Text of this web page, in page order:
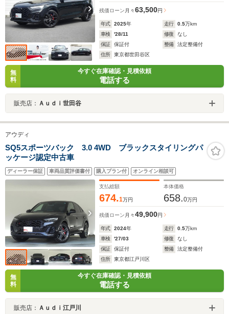
残価ローン 月々63,500円
年式 2025年 走行 0.5万km
車検
'28/11 修復
なし
保証
保証付 整備
法定整備付
住所
東京都世田谷区
無
料
今すぐ在庫確認・見積依頼
電話する
販売店： Ａｕｄｉ世田谷
アウディ
SQ5スポーツバック 3.0 4WD ブラックスタイリングパ
ッケージ認定中古車
ディーラー保証 車両品質評価書付 購入プラン付 オンライン相談可
支払総額
674.1万円
本体価格
658.0万円
残価ローン 月々49,900円
年式 2024年 走行 0.5万km
車検
'27/03 修復
なし
保証
保証付 整備
法定整備付
住所
東京都江戸川区
無
料
今すぐ在庫確認・見積依頼
電話する
販売店： Ａｕｄｉ江戸川